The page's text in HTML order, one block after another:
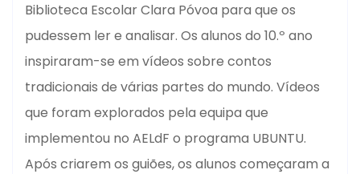
Biblioteca Escolar Clara Póvoa para que os
pudessem ler e analisar. Os alunos do 10.º ano
inspiraram-se em vídeos sobre contos
tradicionais de várias partes do mundo. Vídeos
que foram explorados pela equipa que
implementou no AELdF o programa UBUNTU.
Após criarem os guiões, os alunos começaram a